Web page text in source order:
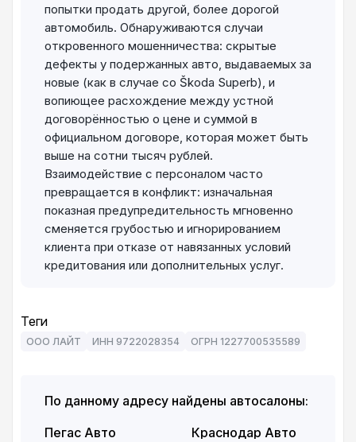
попытки продать другой, более дорогой
автомобиль. Обнаруживаются случаи
откровенного мошенничества: скрытые
дефекты у подержанных авто, выдаваемых за
новые (как в случае со Škoda Superb), и
вопиющее расхождение между устной
договорённостью о цене и суммой в
официальном договоре, которая может быть
выше на сотни тысяч рублей.
Взаимодействие с персоналом часто
превращается в конфликт: изначальная
показная предупредительность мгновенно
сменяется грубостью и игнорированием
клиента при отказе от навязанных условий
кредитования или дополнительных услуг.
Теги
ООО ЛАЙТ ИНН 9722028354 ОГРН 1227700535589
По данному адресу найдены автосалоны:
Пегас Авто
Краснодар Авто